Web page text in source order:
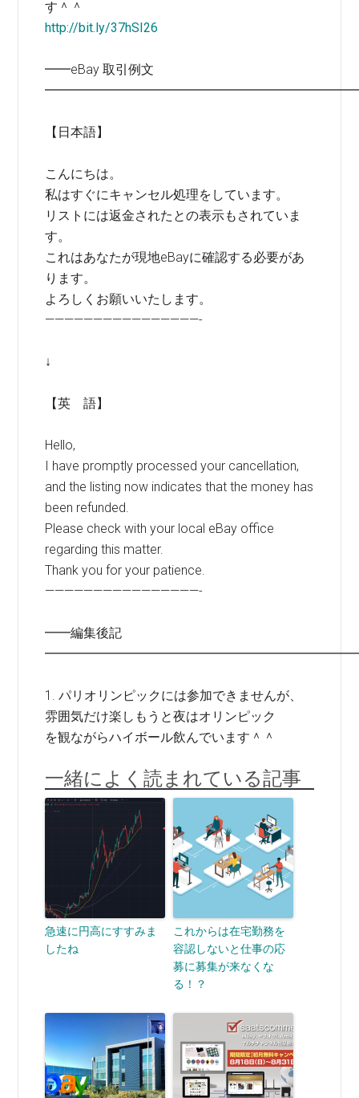
す＾＾
http://bit.ly/37hSI26
━━eBay 取引例文
【日本語】
こんにちは。
私はすぐにキャンセル処理をしています。
リストには返金されたとの表示もされていま
す。
これはあなたが現地eBayに確認する必要があ
ります。
よろしくお願いいたします。
————————————————-
↓
【英 語】
Hello,
I have promptly processed your cancellation,
and the listing now indicates that the money has
been refunded.
Please check with your local eBay office
regarding this matter.
Thank you for your patience.
————————————————-
━━編集後記
1. パリオリンピックには参加できませんが、
雰囲気だけ楽しもうと夜はオリンピック
を観ながらハイボール飲んでいます＾＾
一緒によく読まれている記事
急速に円高にすすみま
したね
これからは在宅勤務を
容認しないと仕事の応
募に募集が来なくな
る！？